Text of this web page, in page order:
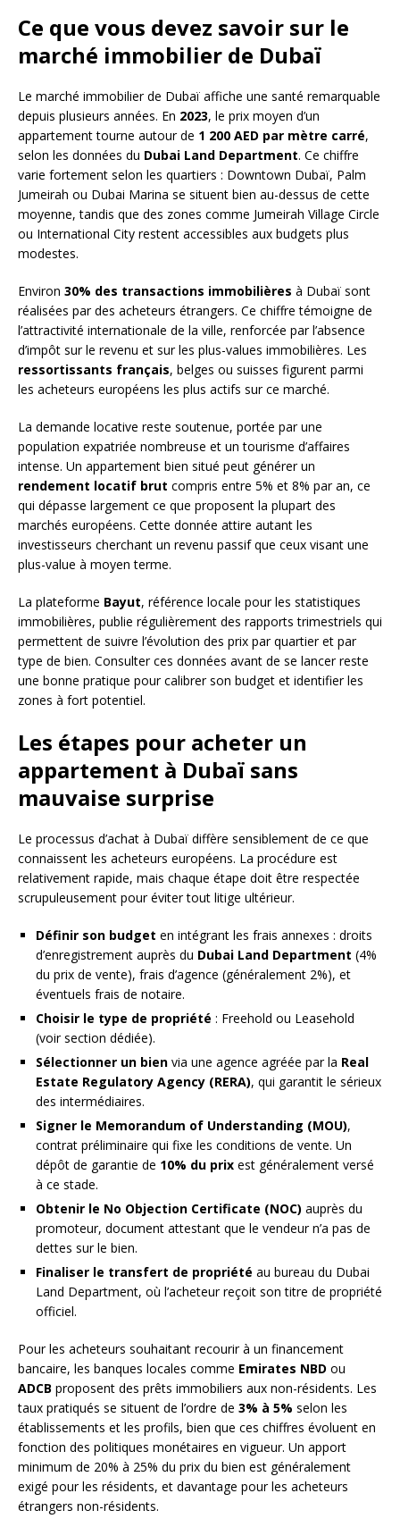
Ce que vous devez savoir sur le
marché immobilier de Dubaï
Le marché immobilier de Dubaï affiche une santé remarquable
depuis plusieurs années. En 2023, le prix moyen d’un
appartement tourne autour de 1 200 AED par mètre carré,
selon les données du Dubai Land Department. Ce chiffre
varie fortement selon les quartiers : Downtown Dubaï, Palm
Jumeirah ou Dubai Marina se situent bien au-dessus de cette
moyenne, tandis que des zones comme Jumeirah Village Circle
ou International City restent accessibles aux budgets plus
modestes.
Environ 30% des transactions immobilières à Dubaï sont
réalisées par des acheteurs étrangers. Ce chiffre témoigne de
l’attractivité internationale de la ville, renforcée par l’absence
d’impôt sur le revenu et sur les plus-values immobilières. Les
ressortissants français, belges ou suisses figurent parmi
les acheteurs européens les plus actifs sur ce marché.
La demande locative reste soutenue, portée par une
population expatriée nombreuse et un tourisme d’affaires
intense. Un appartement bien situé peut générer un
rendement locatif brut compris entre 5% et 8% par an, ce
qui dépasse largement ce que proposent la plupart des
marchés européens. Cette donnée attire autant les
investisseurs cherchant un revenu passif que ceux visant une
plus-value à moyen terme.
La plateforme Bayut, référence locale pour les statistiques
immobilières, publie régulièrement des rapports trimestriels qui
permettent de suivre l’évolution des prix par quartier et par
type de bien. Consulter ces données avant de se lancer reste
une bonne pratique pour calibrer son budget et identifier les
zones à fort potentiel.
Les étapes pour acheter un
appartement à Dubaï sans
mauvaise surprise
Le processus d’achat à Dubaï diffère sensiblement de ce que
connaissent les acheteurs européens. La procédure est
relativement rapide, mais chaque étape doit être respectée
scrupuleusement pour éviter tout litige ultérieur.
Définir son budget en intégrant les frais annexes : droits
d’enregistrement auprès du Dubai Land Department (4%
du prix de vente), frais d’agence (généralement 2%), et
éventuels frais de notaire.
Choisir le type de propriété : Freehold ou Leasehold
(voir section dédiée).
Sélectionner un bien via une agence agréée par la Real
Estate Regulatory Agency (RERA), qui garantit le sérieux
des intermédiaires.
Signer le Memorandum of Understanding (MOU),
contrat préliminaire qui fixe les conditions de vente. Un
dépôt de garantie de 10% du prix est généralement versé
à ce stade.
Obtenir le No Objection Certificate (NOC) auprès du
promoteur, document attestant que le vendeur n’a pas de
dettes sur le bien.
Finaliser le transfert de propriété au bureau du Dubai
Land Department, où l’acheteur reçoit son titre de propriété
officiel.
Pour les acheteurs souhaitant recourir à un financement
bancaire, les banques locales comme Emirates NBD ou
ADCB proposent des prêts immobiliers aux non-résidents. Les
taux pratiqués se situent de l’ordre de 3% à 5% selon les
établissements et les profils, bien que ces chiffres évoluent en
fonction des politiques monétaires en vigueur. Un apport
minimum de 20% à 25% du prix du bien est généralement
exigé pour les résidents, et davantage pour les acheteurs
étrangers non-résidents.